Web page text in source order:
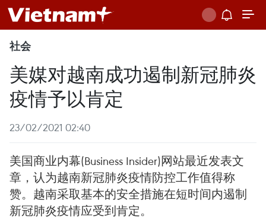
社会
美媒对越南成功遏制新冠肺炎
疫情予以肯定
23/02/2021 02:40
美国商业内幕(Business Insider)网站最近发表文
章，认为越南新冠肺炎疫情防控工作值得称
赞。越南采取基本的安全措施在短时间内遏制
新冠肺炎疫情应受到肯定。